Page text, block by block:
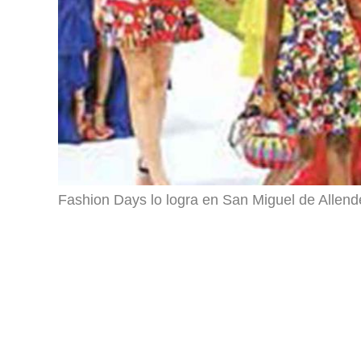
Fashion Days lo logra en San Miguel de